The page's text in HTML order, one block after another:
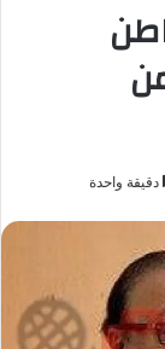
دقيقة واحدة